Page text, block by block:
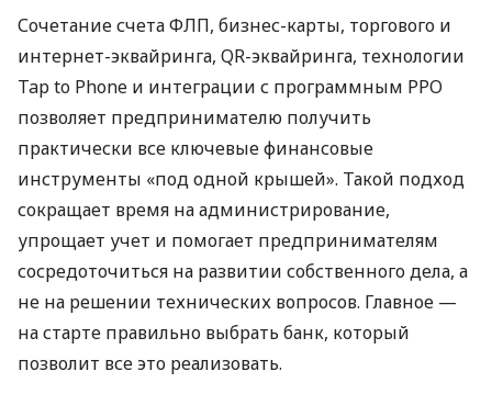
Сочетание счета ФЛП, бизнес-карты, торгового и
интернет-эквайринга, QR-эквайринга, технологии
Tap to Phone и интеграции с программным РРО
позволяет предпринимателю получить
практически все ключевые финансовые
инструменты «под одной крышей». Такой подход
сокращает время на администрирование,
упрощает учет и помогает предпринимателям
сосредоточиться на развитии собственного дела, а
не на решении технических вопросов. Главное —
на старте правильно выбрать банк, который
позволит все это реализовать.